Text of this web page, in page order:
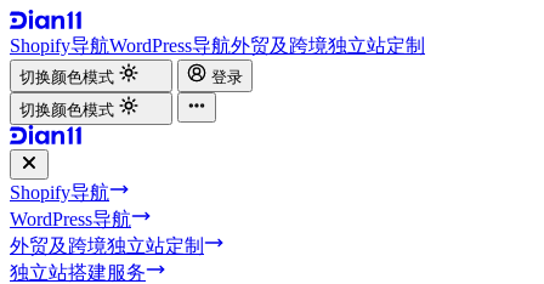
Shopify导航WordPress导航外贸及跨境独立站定制
切换颜色模式
登录
切换颜色模式
Shopify导航
WordPress导航
外贸及跨境独立站定制
独立站搭建服务